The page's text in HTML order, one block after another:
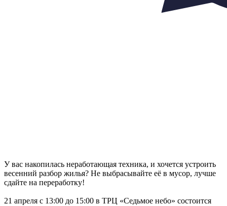
У вас накопилась неработающая техника, и хочется устроить
весенний разбор жилья? Не выбрасывайте её в мусор, лучше
сдайте на переработку!
21 апреля с 13:00 до 15:00 в ТРЦ «Седьмое небо» состоится